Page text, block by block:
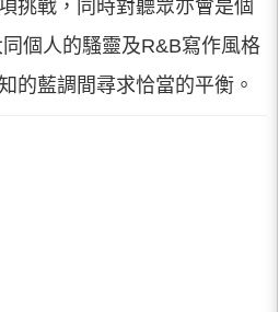
挑戰，同時對聽眾亦會是個
個人的騷靈及R&B寫作風格
的藍調間尋求恰當的平衡。